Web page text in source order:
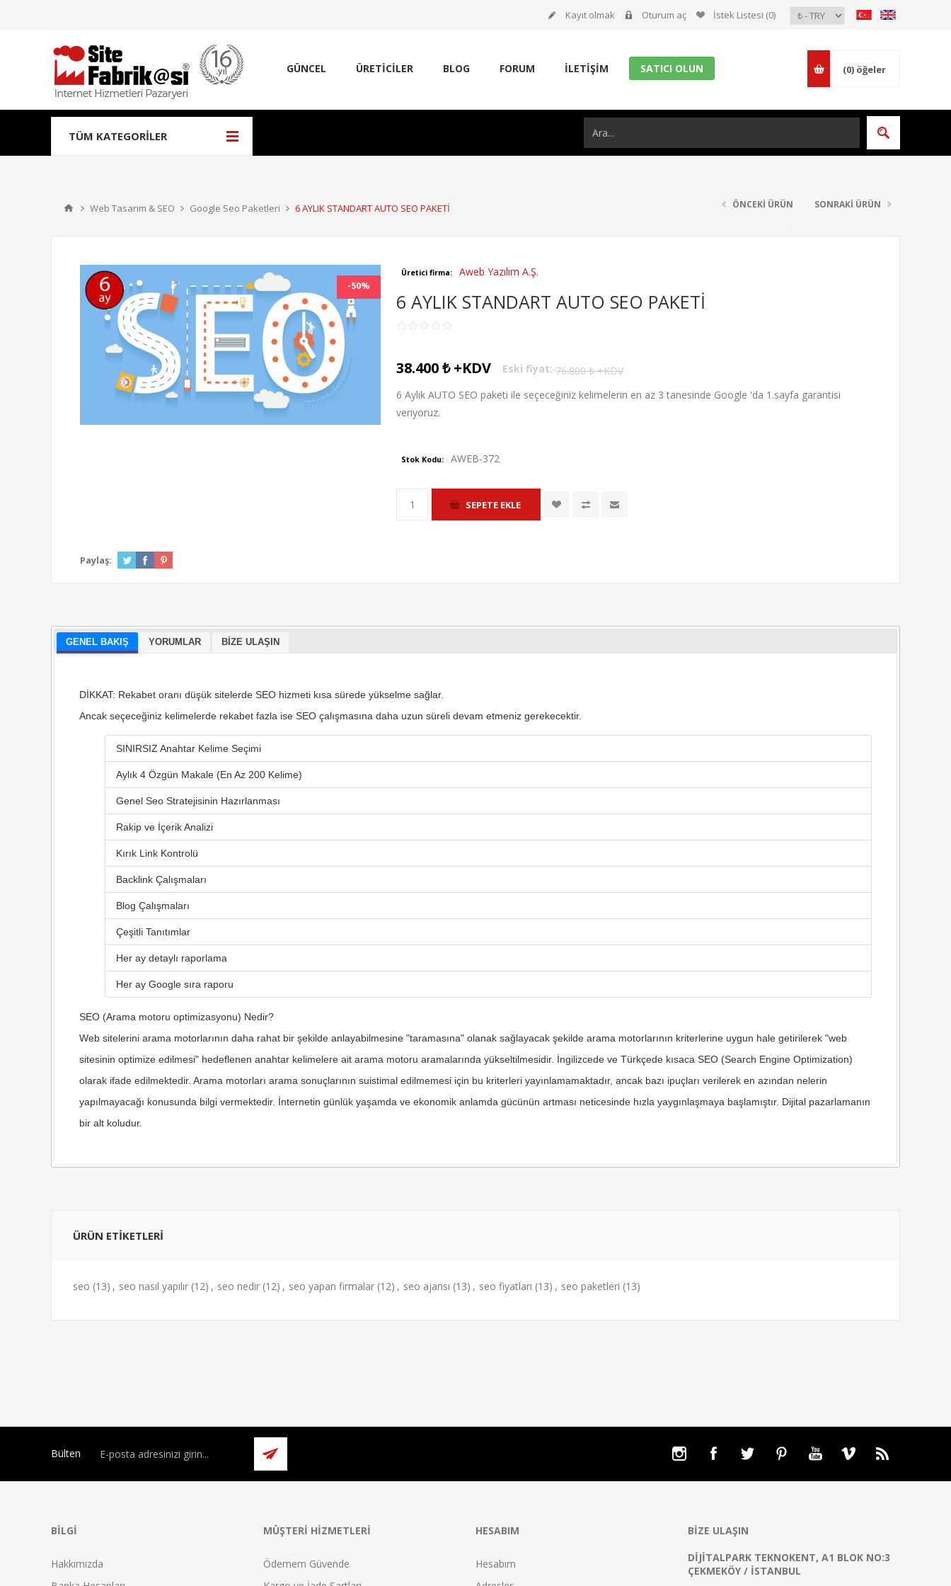
Kayıt olmak Oturum aç İstek Listesi (0)
GÜNCEL ÜRETİCİLER BLOG FORUM İLETIŞIM SATICI OLUN (0) öğeler
TÜM KATEGORILER
Web Tasarım & SEO Google Seo Paketleri 6 AYLIK STANDART AUTO SEO PAKETİ ÖNCEKİ ÜRÜN SONRAKİ ÜRÜN
-50%
Üretici firma: Aweb Yazılım A.Ş.
6 AYLIK STANDART AUTO SEO PAKETİ
38.400 ₺ +KDV Eski fiyat: 76.800 ₺ +KDV
6 Aylık AUTO SEO paketi ile seçeceğiniz kelimelerin en az 3 tanesinde Google 'da 1.sayfa garantisi
veriyoruz.
Stok Kodu: AWEB-372
Paylaş:
GENEL BAKIŞ YORUMLAR BIZE ULAŞIN
DİKKAT: Rekabet oranı düşük sitelerde SEO hizmeti kısa sürede yükselme sağlar.
Ancak seçeceğiniz kelimelerde rekabet fazla ise SEO çalışmasına daha uzun süreli devam etmeniz gerekecektir.
SINIRSIZ Anahtar Kelime Seçimi
Aylık 4 Özgün Makale (En Az 200 Kelime)
Genel Seo Stratejisinin Hazırlanması
Rakip ve İçerik Analizi
Kırık Link Kontrolü
Backlink Çalışmaları
Blog Çalışmaları
Çeşitli Tanıtımlar
Her ay detaylı raporlama
Her ay Google sıra raporu
SEO (Arama motoru optimizasyonu) Nedir?
Web sitelerini arama motorlarının daha rahat bir şekilde anlayabilmesine "taramasına" olanak sağlayacak şekilde arama motorlarının kriterlerine uygun hale getirilerek "web
sitesinin optimize edilmesi" hedeflenen anahtar kelimelere ait arama motoru aramalarında yükseltilmesidir. İngilizcede ve Türkçede kısaca SEO (Search Engine Optimization)
olarak ifade edilmektedir. Arama motorları arama sonuçlarının suistimal edilmemesi için bu kriterleri yayınlamamaktadır, ancak bazı ipuçları verilerek en azından nelerin
yapılmayacağı konusunda bilgi vermektedir. İnternetin günlük yaşamda ve ekonomik anlamda gücünün artması neticesinde hızla yaygınlaşmaya başlamıştır. Dijital pazarlamanın
bir alt koludur.
ÜRÜN ETIKETLERI
seo (13) , seo nasıl yapılır (12) , seo nedir (12) , seo yapan firmalar (12) , seo ajansı (13) , seo fiyatları (13) , seo paketleri (13)
Bülten
BILGI
Hakkımızda
MÜŞTERI HIZMETLERI
Ödemem Güvende
HESABIM
Hesabım
BIZE ULAŞIN
DIJITALPARK TEKNOKENT, A1 BLOK NO:3
ÇEKMEKÖY / İSTANBUL